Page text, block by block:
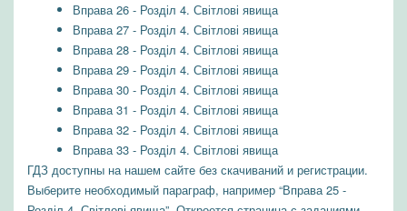
Вправа 26 - Розділ 4. Світлові явища
Вправа 27 - Розділ 4. Світлові явища
Вправа 28 - Розділ 4. Світлові явища
Вправа 29 - Розділ 4. Світлові явища
Вправа 30 - Розділ 4. Світлові явища
Вправа 31 - Розділ 4. Світлові явища
Вправа 32 - Розділ 4. Світлові явища
Вправа 33 - Розділ 4. Світлові явища
ГДЗ доступны на нашем сайте без скачиваний и регистрации.
Выберите необходимый параграф, например “Вправа 25 -